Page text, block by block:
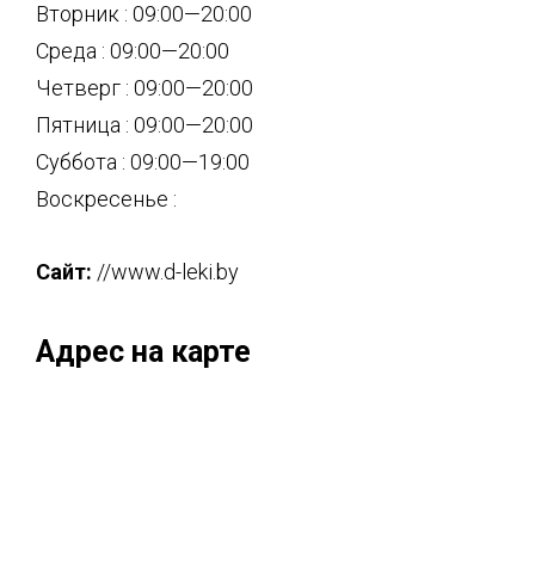
Вторник : 09:00—20:00
Среда : 09:00—20:00
Четверг : 09:00—20:00
Пятница : 09:00—20:00
Суббота : 09:00—19:00
Воскресенье :
Сайт: //www.d-leki.by
Адрес на карте